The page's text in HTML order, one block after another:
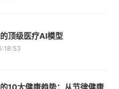
顶级医疗AI模型